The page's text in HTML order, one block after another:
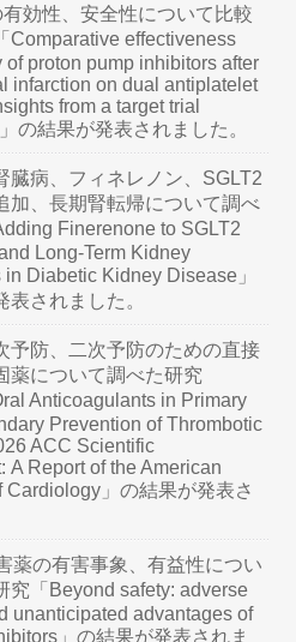
効性、安全性について比較
Comparative effectiveness
of proton pump inhibitors after
infarction on dual antiplatelet
from a target trial
の結果が発表されました。
臓病、フィネレノン、SGLT2
加、長期腎転帰について調べ
Finerenone to SGLT2
Long-Term Kidney
in Diabetic Kidney Disease」
表されました。
予防、二次予防のための直接
薬について調べた研究
Anticoagulants in Primary
Prevention of Thrombotic
ACC Scientific
A Report of the American
Cardiology」の結果が発表さ
薬の有害事象、有益性につい
究「Beyond safety: adverse
unanticipated advantages of
」の結果が発表されま